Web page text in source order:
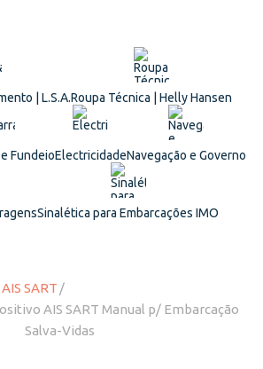
| L.S.A.Roupa Técnica | Helly Hansen
FundeioElectricidadeNavegação e Governo
Sinalética para Embarcações IMO
AIS SART
AIS SART Manual p/ Embarcação
Salva-Vidas